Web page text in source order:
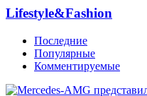
Lifestyle&Fashion
Последние
Популярные
Комментируемые